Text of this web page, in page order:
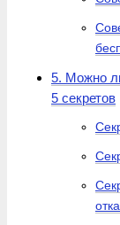
5. Можно
5 секретов